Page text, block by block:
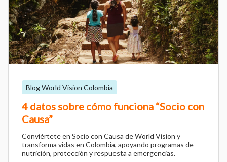
Blog World Vision Colombia
4 datos sobre cómo funciona “Socio con
Causa”
Conviértete en Socio con Causa de World Vision y
transforma vidas en Colombia, apoyando programas de
nutrición, protección y respuesta a emergencias.